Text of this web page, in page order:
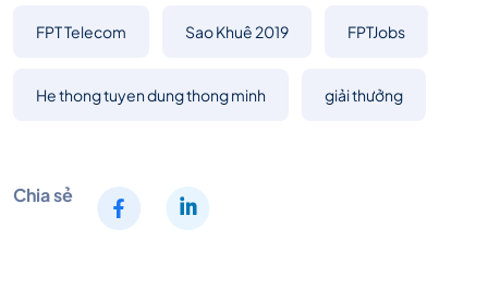
FPT Telecom Sao Khuê 2019 FPTJobs
He thong tuyen dung thong minh giải thưởng
Chia sẻ